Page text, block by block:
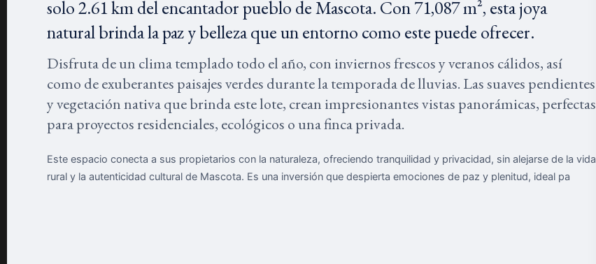
solo 2.61 km del encantador pueblo de Mascota. Con 71,087 m², esta joya
natural brinda la paz y belleza que un entorno como este puede ofrecer.
Disfruta de un clima templado todo el año, con inviernos frescos y veranos cálidos, así
como de exuberantes paisajes verdes durante la temporada de lluvias. Las suaves pendientes
y vegetación nativa que brinda este lote, crean impresionantes vistas panorámicas, perfectas
para proyectos residenciales, ecológicos o una finca privada.
Este espacio conecta a sus propietarios con la naturaleza, ofreciendo tranquilidad y privacidad, sin alejarse de la vida
rural y la autenticidad cultural de Mascota. Es una inversión que despierta emociones de paz y plenitud, ideal pa